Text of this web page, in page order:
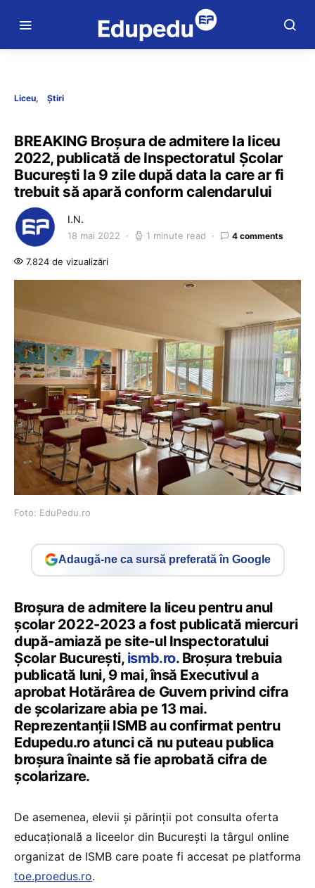
Liceu Știri
BREAKING Broșura de admitere la liceu
2022, publicată de Inspectoratul Școlar
București la 9 zile după data la care ar fi
trebuit să apară conform calendarului
I.N.
18 mai 2022 1 minute read 4 comments
7.824 de vizualizări
Foto: EduPedu.ro
Adaugă-ne ca sursă preferată în Google
Broșura de admitere la liceu pentru anul
școlar 2022-2023 a fost publicată miercuri
după-amiază pe site-ul Inspectoratului
Școlar București, ismb.ro. Broșura trebuia
publicată luni, 9 mai, însă Executivul a
aprobat Hotărârea de Guvern privind cifra
de școlarizare abia pe 13 mai.
Reprezentanții ISMB au confirmat pentru
Edupedu.ro atunci că nu puteau publica
broșura înainte să fie aprobată cifra de
școlarizare.
De asemenea, elevii și părinții pot consulta oferta
educațională a liceelor din București la târgul online
organizat de ISMB care poate fi accesat pe platforma
toe.proedus.ro.